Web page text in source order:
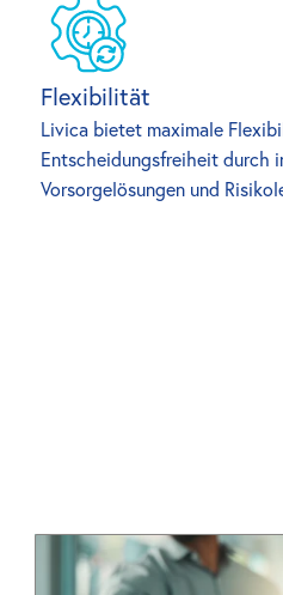
Flexibilität
Livica bietet maximale
Entscheidungsfreiheit durch
Vorsorgelösungen und